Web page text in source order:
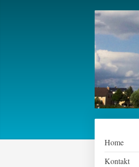
Home
Kontakt